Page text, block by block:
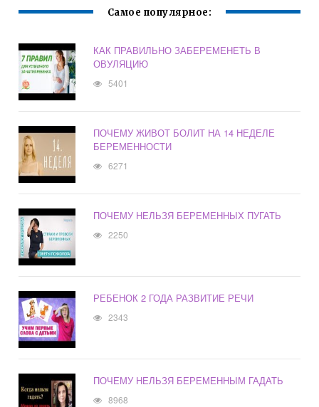
Самое популярное:
КАК ПРАВИЛЬНО ЗАБЕРЕМЕНЕТЬ В
ОВУЛЯЦИЮ
5401
ПОЧЕМУ ЖИВОТ БОЛИТ НА 14 НЕДЕЛЕ
БЕРЕМЕННОСТИ
6271
ПОЧЕМУ НЕЛЬЗЯ БЕРЕМЕННЫХ ПУГАТЬ
2250
РЕБЕНОК 2 ГОДА РАЗВИТИЕ РЕЧИ
2343
ПОЧЕМУ НЕЛЬЗЯ БЕРЕМЕННЫМ ГАДАТЬ
8968